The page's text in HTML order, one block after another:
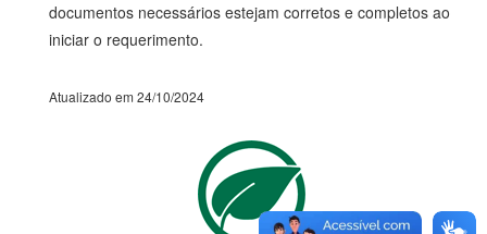
documentos necessários estejam corretos e completos ao
iniciar o requerimento.
Atualizado em 24/10/2024